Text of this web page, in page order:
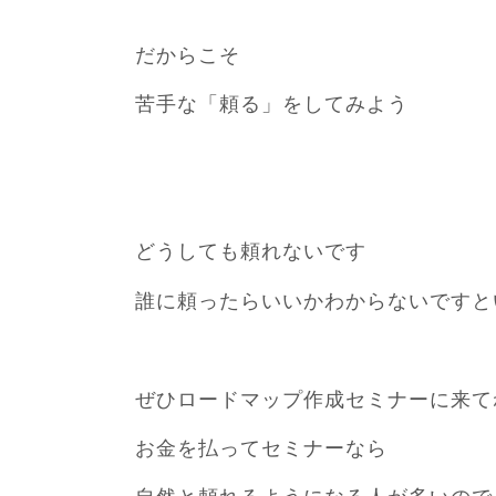
だからこそ
苦手な「頼る」をしてみよう
どうしても頼れないです
誰に頼ったらいいかわからないです
ぜひロードマップ作成セミナーに来て
お金を払ってセミナーなら